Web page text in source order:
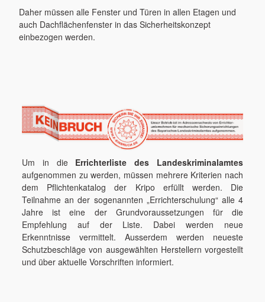
Daher müssen alle Fenster und Türen in allen Etagen und
auch Dachflächenfenster in das Sicherheitskonzept
einbezogen werden.
Um in die Errichterliste des Landeskriminalamtes
aufgenommen zu werden, müssen mehrere Kriterien nach
dem Pflichtenkatalog der Kripo erfüllt werden. Die
Teilnahme an der sogenannten „Errichterschulung“ alle 4
Jahre ist eine der Grundvoraussetzungen für die
Empfehlung auf der Liste. Dabei werden neue
Erkenntnisse vermittelt. Ausserdem werden neueste
Schutzbeschläge von ausgewählten Herstellern vorgestellt
und über aktuelle Vorschriften informiert.